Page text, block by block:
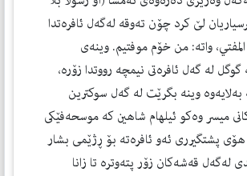
لێ كرد چۆن ته‌وقه‌ له‌گه‌ل ئافره‌تدا
واته‌: من خۆم موفتيم. وينه‌ى
له‌ گه‌ل ئافره‌تى نيمچه‌ رووتدا زۆره‌،
به‌لايه‌وه‌ وينه‌ بگرێت له‌ گه‌ل سوكترين
ميسر وه‌كو ئيلهام شاهين كه‌ موسحه‌فێكى
پشتگيررى ئه‌و ئافره‌ته‌ بۆ ڕژێمى بشار
له‌گه‌ل قه‌شه‌كان زۆر پته‌وتره‌ تا زانا